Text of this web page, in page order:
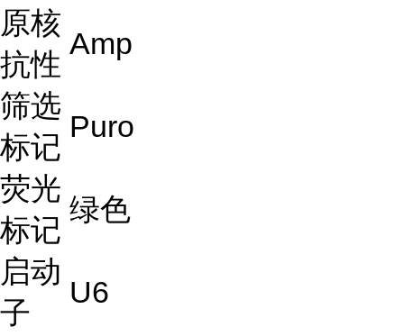
原核
抗性
Amp
筛选
标记
Puro
荧光
标记
绿色
启动
子
U6